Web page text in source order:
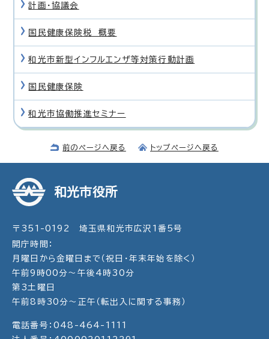
計画・協議会
国民健康保険税 概要
和光市新型インフルエンザ等対策行動計画
国民健康保険
和光市協働推進セミナー
前のページへ戻る トップページへ戻る
和光市役所
〒351-0192 埼玉県和光市広沢1番5号
開庁時間：
月曜日から金曜日まで（祝日・年末年始を除く）
午前9時00分～午後4時30分
第3土曜日
午前8時30分～正午（転出入に関する事務）
電話番号：048-464-1111